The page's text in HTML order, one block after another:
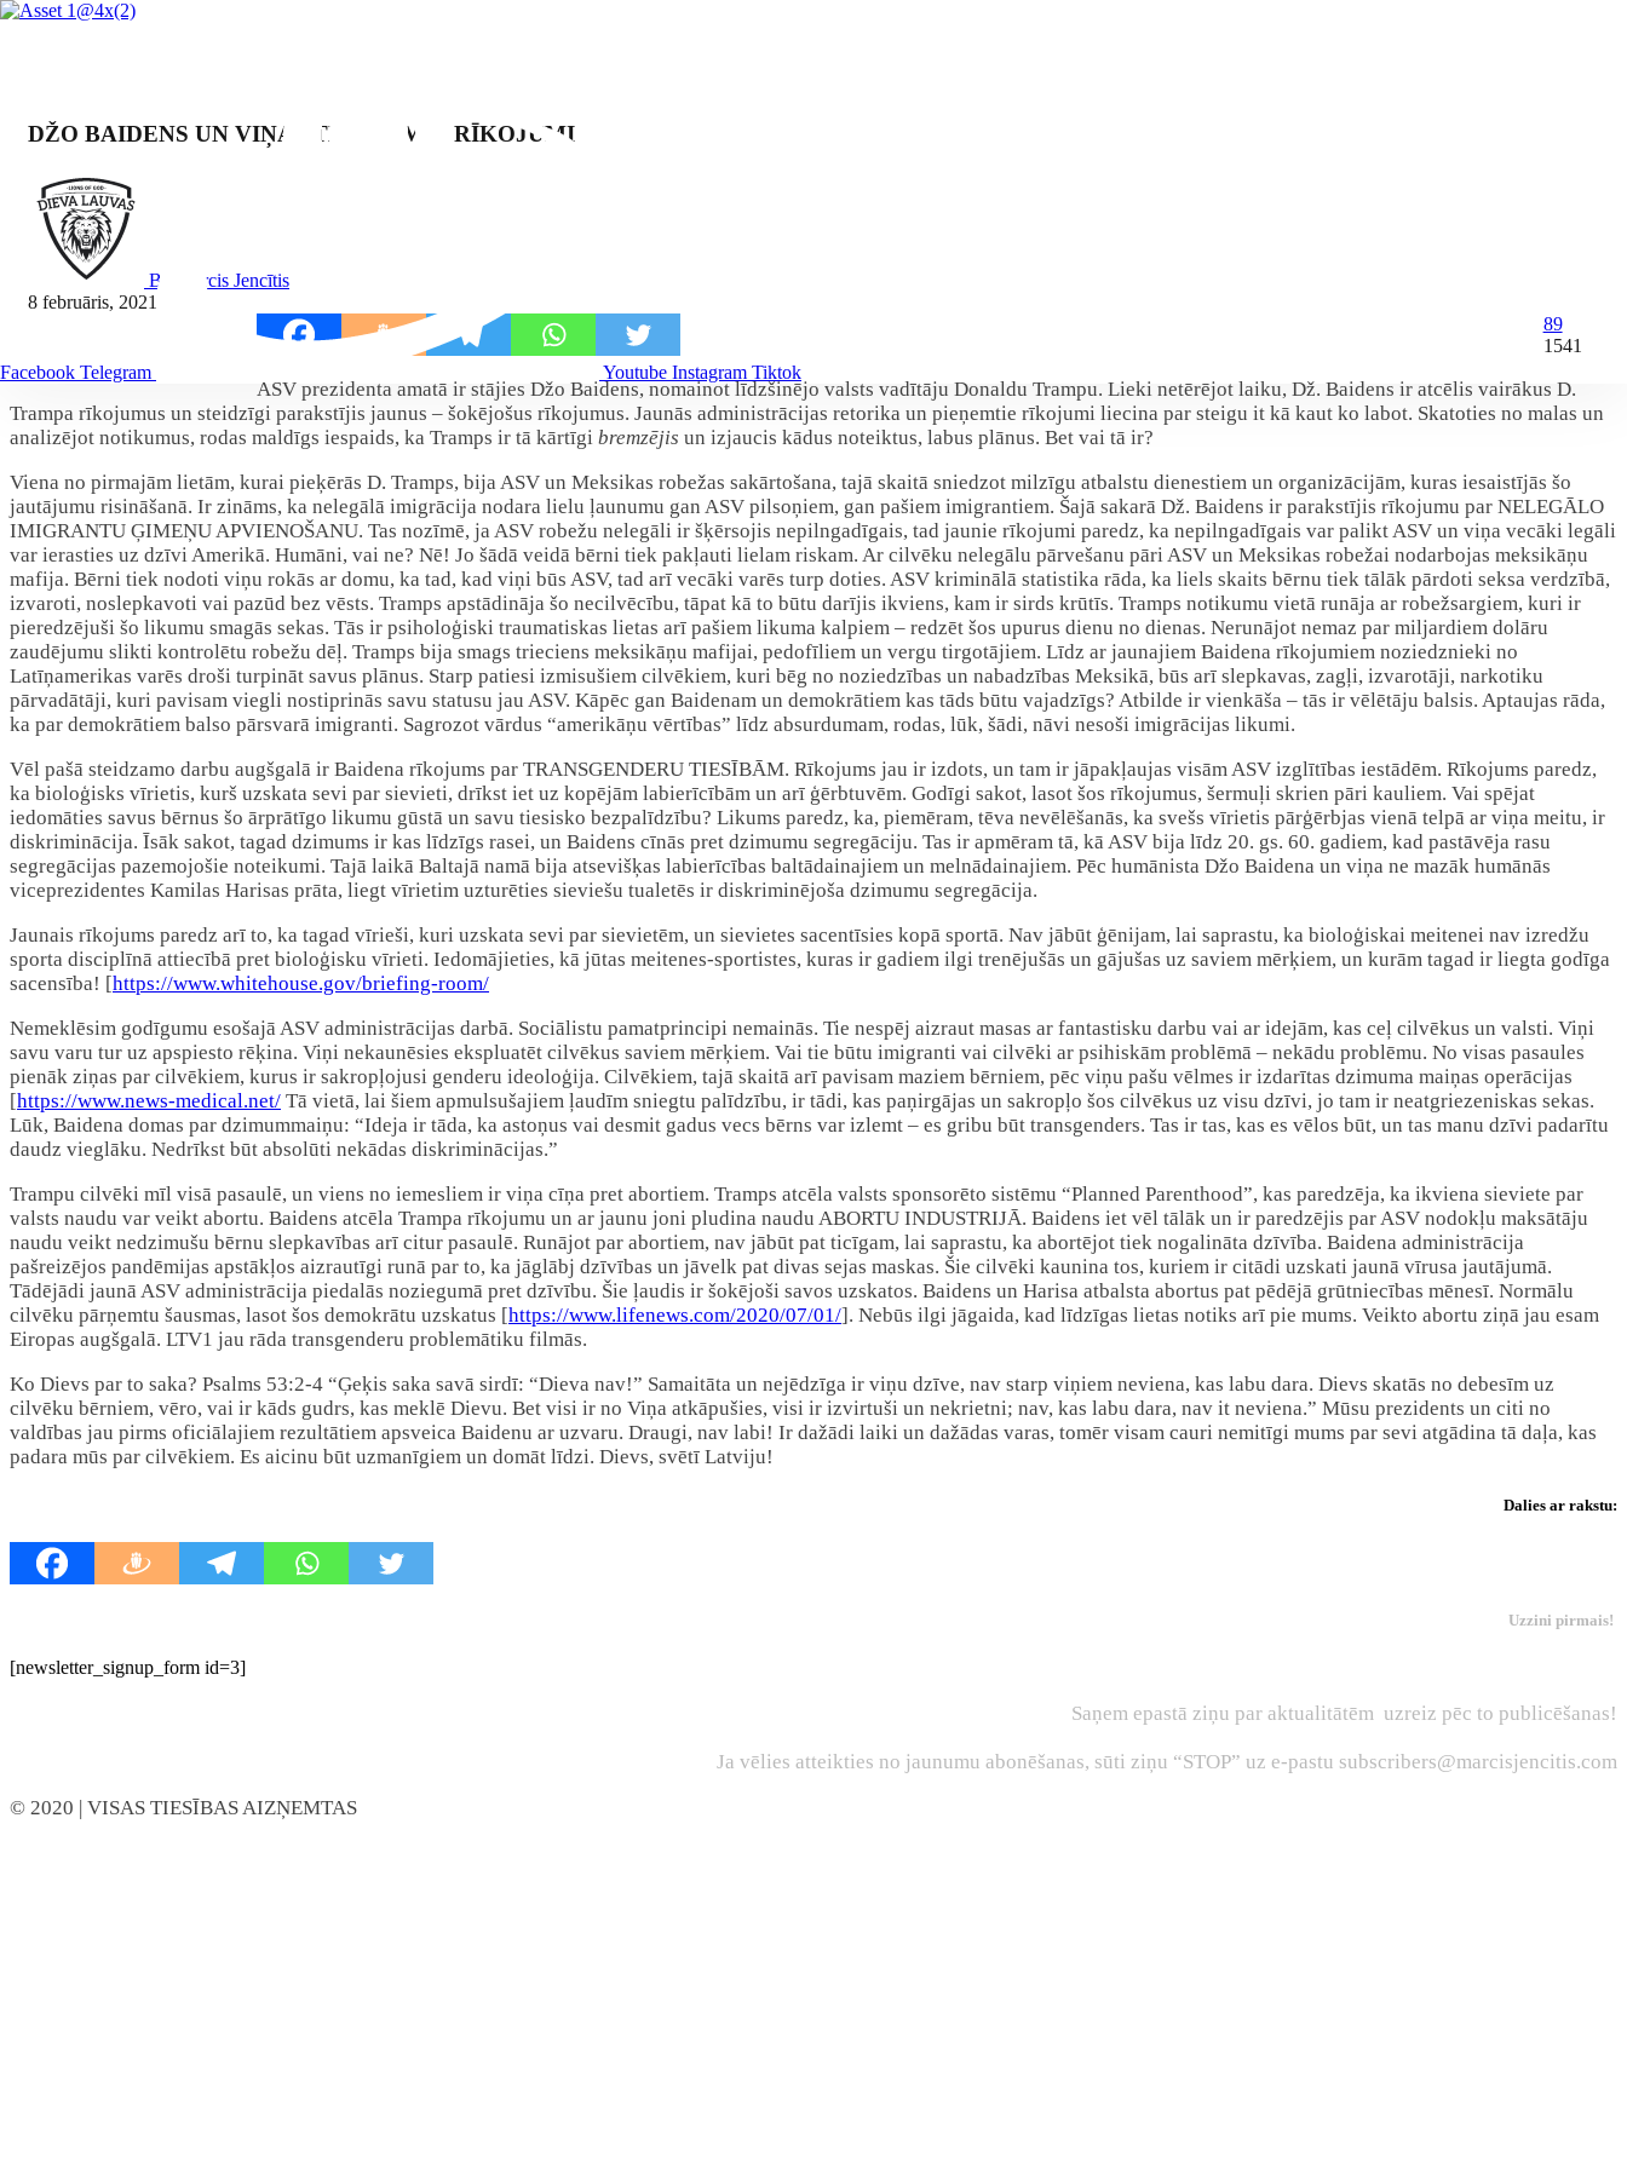
Facebook Telegram Youtube Instagram Tiktok
DŽO BAIDENS UN VIŅA STEIDZAMIE RĪKOJUMI
By Mārcis Jencītis
8 februāris, 2021
89
1541
ASV prezidenta amatā ir stājies Džo Baidens, nomainot līdzšinējo valsts vadītāju Donaldu Trampu. Lieki netērējot laiku, Dž. Baidens ir atcēlis vairākus D.
Trampa rīkojumus un steidzīgi parakstījis jaunus – šokējošus rīkojumus. Jaunās administrācijas retorika un pieņemtie rīkojumi liecina par steigu it kā kaut ko labot. Skatoties no malas un
analizējot notikumus, rodas maldīgs iespaids, ka Tramps ir tā kārtīgi bremzējis un izjaucis kādus noteiktus, labus plānus. Bet vai tā ir?
Viena no pirmajām lietām, kurai pieķērās D. Tramps, bija ASV un Meksikas robežas sakārtošana, tajā skaitā sniedzot milzīgu atbalstu dienestiem un organizācijām, kuras iesaistījās šo
jautājumu risināšanā. Ir zināms, ka nelegālā imigrācija nodara lielu ļaunumu gan ASV pilsoņiem, gan pašiem imigrantiem. Šajā sakarā Dž. Baidens ir parakstījis rīkojumu par NELEGĀLO
IMIGRANTU ĢIMEŅU APVIENOŠANU. Tas nozīmē, ja ASV robežu nelegāli ir šķērsojis nepilngadīgais, tad jaunie rīkojumi paredz, ka nepilngadīgais var palikt ASV un viņa vecāki legāli
var ierasties uz dzīvi Amerikā. Humāni, vai ne? Nē! Jo šādā veidā bērni tiek pakļauti lielam riskam. Ar cilvēku nelegālu pārvešanu pāri ASV un Meksikas robežai nodarbojas meksikāņu
mafija. Bērni tiek nodoti viņu rokās ar domu, ka tad, kad viņi būs ASV, tad arī vecāki varēs turp doties. ASV kriminālā statistika rāda, ka liels skaits bērnu tiek tālāk pārdoti seksa verdzībā,
izvaroti, noslepkavoti vai pazūd bez vēsts. Tramps apstādināja šo necilvēcību, tāpat kā to būtu darījis ikviens, kam ir sirds krūtīs. Tramps notikumu vietā runāja ar robežsargiem, kuri ir
pieredzējuši šo likumu smagās sekas. Tās ir psiholoģiski traumatiskas lietas arī pašiem likuma kalpiem – redzēt šos upurus dienu no dienas. Nerunājot nemaz par miljardiem dolāru
zaudējumu slikti kontrolētu robežu dēļ. Tramps bija smags trieciens meksikāņu mafijai, pedofīliem un vergu tirgotājiem. Līdz ar jaunajiem Baidena rīkojumiem noziedznieki no
Latīņamerikas varēs droši turpināt savus plānus. Starp patiesi izmisušiem cilvēkiem, kuri bēg no noziedzības un nabadzības Meksikā, būs arī slepkavas, zagļi, izvarotāji, narkotiku
pārvadātāji, kuri pavisam viegli nostiprinās savu statusu jau ASV. Kāpēc gan Baidenam un demokrātiem kas tāds būtu vajadzīgs? Atbilde ir vienkāša – tās ir vēlētāju balsis. Aptaujas rāda,
ka par demokrātiem balso pārsvarā imigranti. Sagrozot vārdus “amerikāņu vērtības” līdz absurdumam, rodas, lūk, šādi, nāvi nesoši imigrācijas likumi.
Vēl pašā steidzamo darbu augšgalā ir Baidena rīkojums par TRANSGENDERU TIESĪBĀM. Rīkojums jau ir izdots, un tam ir jāpakļaujas visām ASV izglītības iestādēm. Rīkojums paredz,
ka bioloģisks vīrietis, kurš uzskata sevi par sievieti, drīkst iet uz kopējām labierīcībām un arī ģērbtuvēm. Godīgi sakot, lasot šos rīkojumus, šermuļi skrien pāri kauliem. Vai spējat
iedomāties savus bērnus šo ārprātīgo likumu gūstā un savu tiesisko bezpalīdzību? Likums paredz, ka, piemēram, tēva nevēlēšanās, ka svešs vīrietis pārģērbjas vienā telpā ar viņa meitu, ir
diskriminācija. Īsāk sakot, tagad dzimums ir kas līdzīgs rasei, un Baidens cīnās pret dzimumu segregāciju. Tas ir apmēram tā, kā ASV bija līdz 20. gs. 60. gadiem, kad pastāvēja rasu
segregācijas pazemojošie noteikumi. Tajā laikā Baltajā namā bija atsevišķas labierīcības baltādainajiem un melnādainajiem. Pēc humānista Džo Baidena un viņa ne mazāk humānās
viceprezidentes Kamilas Harisas prāta, liegt vīrietim uzturēties sieviešu tualetēs ir diskriminējoša dzimumu segregācija.
Jaunais rīkojums paredz arī to, ka tagad vīrieši, kuri uzskata sevi par sievietēm, un sievietes sacentīsies kopā sportā. Nav jābūt ģēnijam, lai saprastu, ka bioloģiskai meitenei nav izredžu
sporta disciplīnā attiecībā pret bioloģisku vīrieti. Iedomājieties, kā jūtas meitenes-sportistes, kuras ir gadiem ilgi trenējušās un gājušas uz saviem mērķiem, un kurām tagad ir liegta godīga
sacensība! [https://www.whitehouse.gov/briefing-room/
Nemeklēsim godīgumu esošajā ASV administrācijas darbā. Sociālistu pamatprincipi nemainās. Tie nespēj aizraut masas ar fantastisku darbu vai ar idejām, kas ceļ cilvēkus un valsti. Viņi
savu varu tur uz apspiesto rēķina. Viņi nekaunēsies ekspluatēt cilvēkus saviem mērķiem. Vai tie būtu imigranti vai cilvēki ar psihiskām problēmā – nekādu problēmu. No visas pasaules
pienāk ziņas par cilvēkiem, kurus ir sakropļojusi genderu ideoloģija. Cilvēkiem, tajā skaitā arī pavisam maziem bērniem, pēc viņu pašu vēlmes ir izdarītas dzimuma maiņas operācijas
[https://www.news-medical.net/ Tā vietā, lai šiem apmulsušajiem ļaudīm sniegtu palīdzību, ir tādi, kas paņirgājas un sakropļo šos cilvēkus uz visu dzīvi, jo tam ir neatgriezeniskas sekas.
Lūk, Baidena domas par dzimummaiņu: “Ideja ir tāda, ka astoņus vai desmit gadus vecs bērns var izlemt – es gribu būt transgenders. Tas ir tas, kas es vēlos būt, un tas manu dzīvi padarītu
daudz vieglāku. Nedrīkst būt absolūti nekādas diskriminācijas.”
Trampu cilvēki mīl visā pasaulē, un viens no iemesliem ir viņa cīņa pret abortiem. Tramps atcēla valsts sponsorēto sistēmu “Planned Parenthood”, kas paredzēja, ka ikviena sieviete par
valsts naudu var veikt abortu. Baidens atcēla Trampa rīkojumu un ar jaunu joni pludina naudu ABORTU INDUSTRIJĀ. Baidens iet vēl tālāk un ir paredzējis par ASV nodokļu maksātāju
naudu veikt nedzimušu bērnu slepkavības arī citur pasaulē. Runājot par abortiem, nav jābūt pat ticīgam, lai saprastu, ka abortējot tiek nogalināta dzīvība. Baidena administrācija
pašreizējos pandēmijas apstākļos aizrautīgi runā par to, ka jāglābj dzīvības un jāvelk pat divas sejas maskas. Šie cilvēki kaunina tos, kuriem ir citādi uzskati jaunā vīrusa jautājumā.
Tādējādi jaunā ASV administrācija piedalās noziegumā pret dzīvību. Šie ļaudis ir šokējoši savos uzskatos. Baidens un Harisa atbalsta abortus pat pēdējā grūtniecības mēnesī. Normālu
cilvēku pārņemtu šausmas, lasot šos demokrātu uzskatus [https://www.lifenews.com/2020/07/01/]. Nebūs ilgi jāgaida, kad līdzīgas lietas notiks arī pie mums. Veikto abortu ziņā jau esam
Eiropas augšgalā. LTV1 jau rāda transgenderu problemātiku filmās.
Ko Dievs par to saka? Psalms 53:2-4 “Ģeķis saka savā sirdī: “Dieva nav!” Samaitāta un nejēdzīga ir viņu dzīve, nav starp viņiem neviena, kas labu dara. Dievs skatās no debesīm uz
cilvēku bērniem, vēro, vai ir kāds gudrs, kas meklē Dievu. Bet visi ir no Viņa atkāpušies, visi ir izvirtuši un nekrietni; nav, kas labu dara, nav it neviena.” Mūsu prezidents un citi no
valdības jau pirms oficiālajiem rezultātiem apsveica Baidenu ar uzvaru. Draugi, nav labi! Ir dažādi laiki un dažādas varas, tomēr visam cauri nemitīgi mums par sevi atgādina tā daļa, kas
padara mūs par cilvēkiem. Es aicinu būt uzmanīgiem un domāt līdzi. Dievs, svētī Latviju!
Dalies ar rakstu:
Uzzini pirmais!
[newsletter_signup_form id=3]
Saņem epastā ziņu par aktualitātēm uzreiz pēc to publicēšanas!
Ja vēlies atteikties no jaunumu abonēšanas, sūti ziņu “STOP” uz e-pastu subscribers@marcisjencitis.com
© 2020 | VISAS TIESĪBAS AIZŅEMTAS